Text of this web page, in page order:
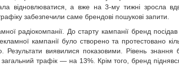
відновлюватися, а вже на 3-му тижні зросла
забезпечили саме брендові пошукові запити.
радіокомпанії. До старту кампанії бренд
кампанії було створено та протестовано
виявилися показовими. Рівень знан­ня
трафік — на 13%. Крім того, бренд